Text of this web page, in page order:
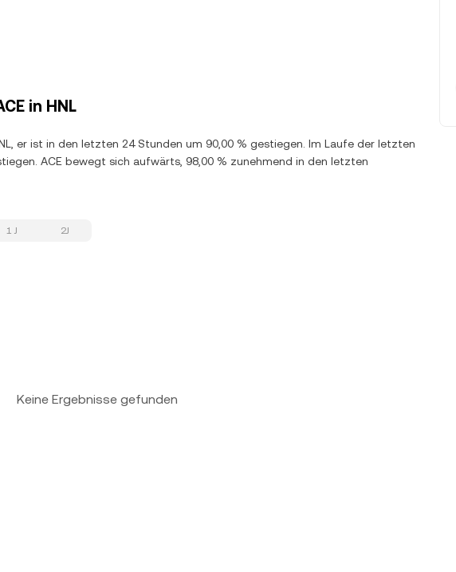
in HNL
er ist in den letzten 24 Stunden um 90,00 % gestiegen. Im Laufe der letzten
ACE bewegt sich aufwärts, 98,00 % zunehmend in den letzten
1 J 2J
Keine Ergebnisse gefunden